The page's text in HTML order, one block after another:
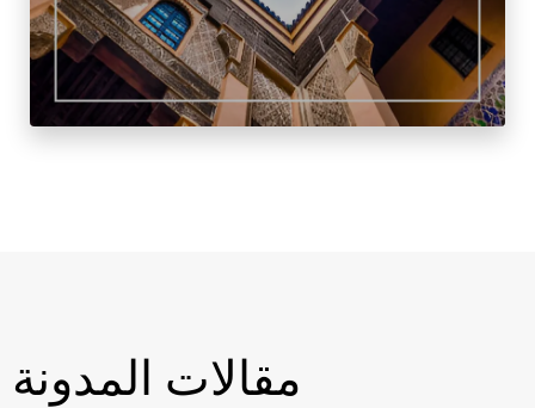
مقالات المدونة